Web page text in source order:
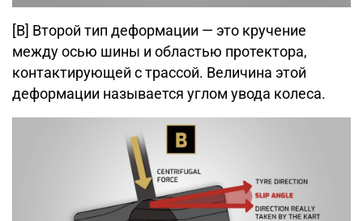
[B] Второй тип деформации — это кручение
между осью шины и областью протектора,
контактирующей с трассой. Величина этой
деформации называется углом увода колеса.